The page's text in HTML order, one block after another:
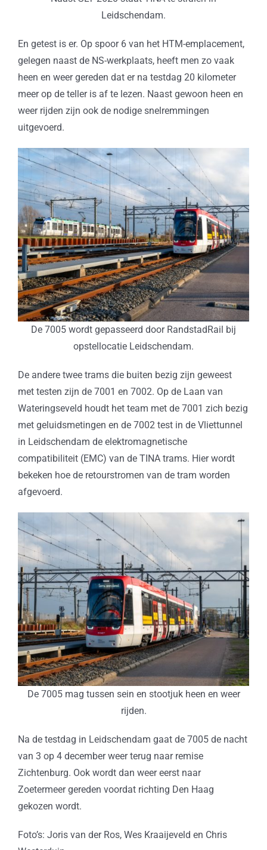
Leidschendam.
En getest is er. Op spoor 6 van het HTM-emplacement,
gelegen naast de NS-werkplaats, heeft men zo vaak
heen en weer gereden dat er na testdag 20 kilometer
meer op de teller is af te lezen. Naast gewoon heen en
weer rijden zijn ook de nodige snelremmingen
uitgevoerd.
De 7005 wordt gepasseerd door RandstadRail bij
opstellocatie Leidschendam.
De andere twee trams die buiten bezig zijn geweest
met testen zijn de 7001 en 7002. Op de Laan van
Wateringseveld houdt het team met de 7001 zich bezig
met geluidsmetingen en de 7002 test in de Vliettunnel
in Leidschendam de elektromagnetische
compatibiliteit (EMC) van de TINA trams. Hier wordt
bekeken hoe de retourstromen van de tram worden
afgevoerd.
De 7005 mag tussen sein en stootjuk heen en weer
rijden.
Na de testdag in Leidschendam gaat de 7005 de nacht
van 3 op 4 december weer terug naar remise
Zichtenburg. Ook wordt dan weer eerst naar
Zoetermeer gereden voordat richting Den Haag
gekozen wordt.
Foto’s: Joris van der Ros, Wes Kraaijeveld en Chris